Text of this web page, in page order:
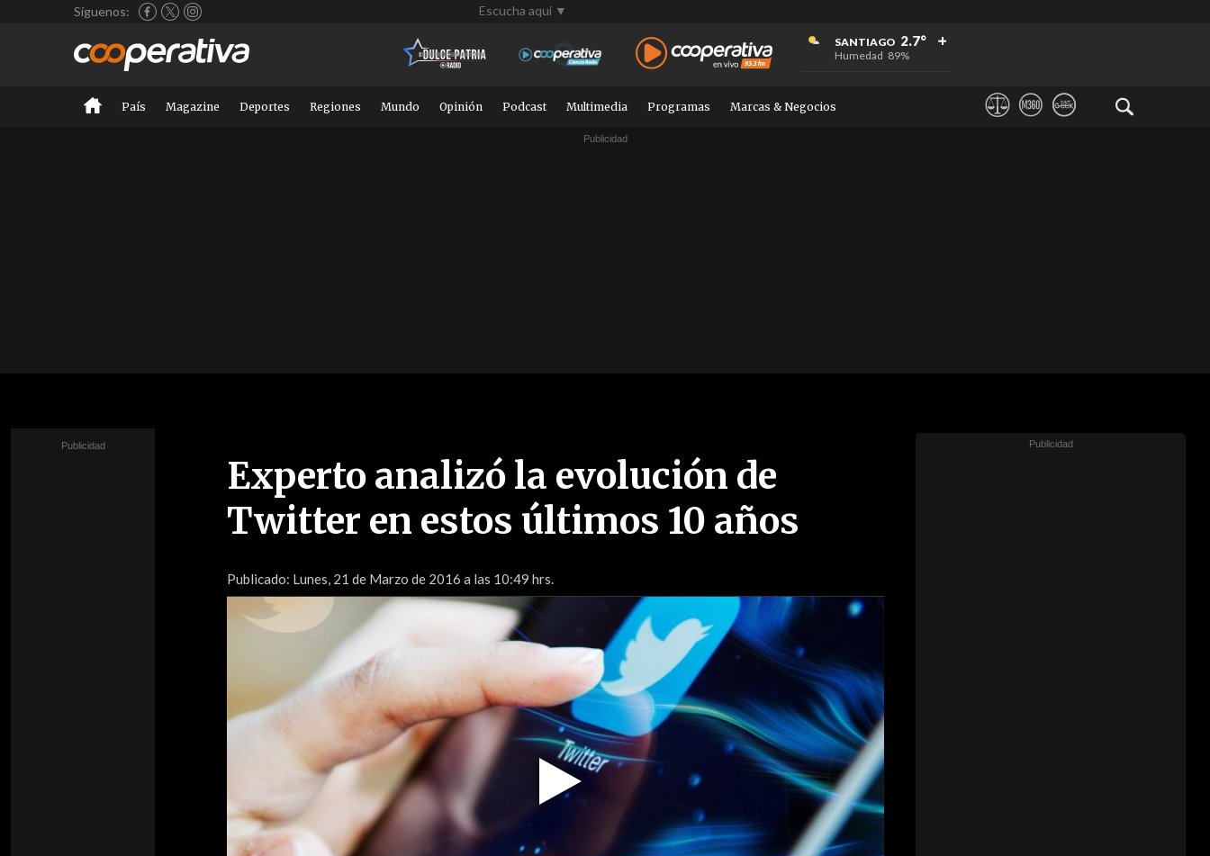
Síguenos: Escucha aquí ▼
SANTIAGO 2.7°
Humedad 89%
+
+
+
País Magazine Deportes Regiones Mundo Opinión Podcast Multimedia Programas Marcas & Negocios
Experto analizó la evolución de
Twitter en estos últimos 10 años
Publicado: Lunes, 21 de Marzo de 2016 a las 10:49 hrs.
Video